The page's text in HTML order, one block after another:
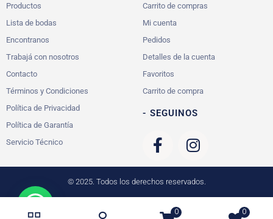
Productos
Lista de bodas
Encontranos
Trabajá con nosotros
Contacto
Términos y Condiciones
Política de Privacidad
Política de Garantía
Servicio Técnico
Carrito de compras
Mi cuenta
Pedidos
Detalles de la cuenta
Favoritos
Carrito de compra
- SEGUINOS
© 2025. Todos los derechos reservados.
0 0